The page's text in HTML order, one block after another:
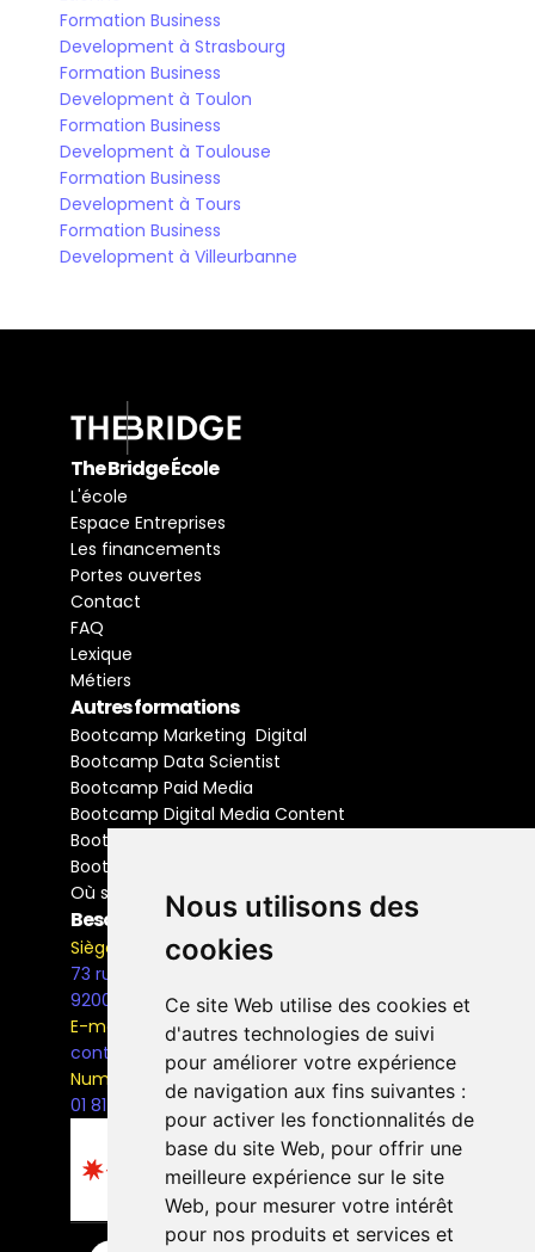
Nous utilisons des
cookies
Ce site Web utilise des cookies et
d'autres technologies de suivi
pour améliorer votre expérience
de navigation aux fins suivantes :
pour activer les fonctionnalités de
base du site Web, pour offrir une
meilleure expérience sur le site
Web, pour mesurer votre intérêt
pour nos produits et services et
Formation Business
Development à Strasbourg
Formation Business
Development à Toulon
Formation Business
Development à Toulouse
Formation Business
Development à Tours
Formation Business
Development à Villeurbanne
The Bridge École
L'école
Espace Entreprises
Les financements
Portes ouvertes
Contact
FAQ
Lexique
Métiers
Autres formations
Bootcamp Marketing  Digital
Bootcamp Data Scientist
Bootcamp Paid Media
Bootcamp Digital Media Content
Bootcamp Social Media Manager
Bootcamp Buyer Media
Où se former
Besoin d'information ?
Siège Social
73 rue Henri Barbusse,
92000, Nanterre
E-mail
contact@the-bridge.fr
Numéro de téléphone
01 81 93 68 42